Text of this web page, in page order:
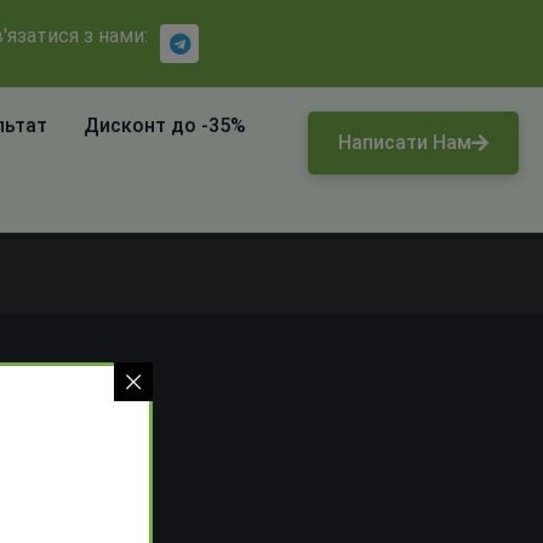
з нами:
Дисконт до -35%
Написати Нам